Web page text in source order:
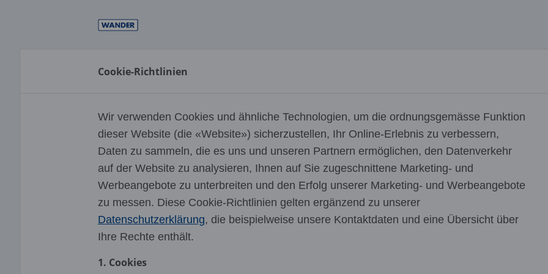
Cookie-Richtlinien
Wir verwenden Cookies und ähnliche Technologien, um die ordnungsgemässe Funktion
dieser Website (die «Website») sicherzustellen, Ihr Online-Erlebnis zu verbessern,
Daten zu sammeln, die es uns und unseren Partnern ermöglichen, den Datenverkehr
auf der Website zu analysieren, Ihnen auf Sie zugeschnittene Marketing- und
Werbeangebote zu unterbreiten und den Erfolg unserer Marketing- und Werbeangebote
zu messen. Diese Cookie-Richtlinien gelten ergänzend zu unserer
Datenschutzerklärung, die beispielweise unsere Kontaktdaten und eine Übersicht über
Ihre Rechte enthält.
1. Cookies